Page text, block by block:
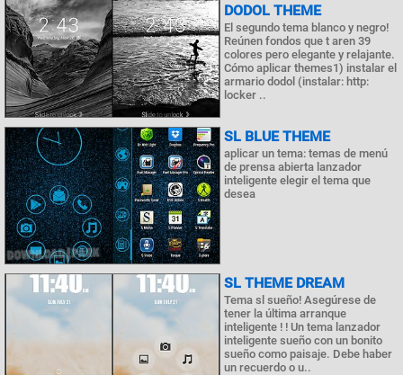
DODOL THEME
El segundo tema blanco y negro!
Reúnen fondos que t aren 39
colores pero elegante y relajante.
Cómo aplicar themes1) instalar el
armario dodol (instalar: http:
locker ..
SL BLUE THEME
aplicar un tema: temas de menú
de prensa abierta lanzador
inteligente elegir el tema que
desea
SL THEME DREAM
Tema sl sueño! Asegúrese de
tener la última arranque
inteligente ! ! Un tema lanzador
inteligente sueño con un bonito
sueño como paisaje. Debe haber
un recuerdo o u..